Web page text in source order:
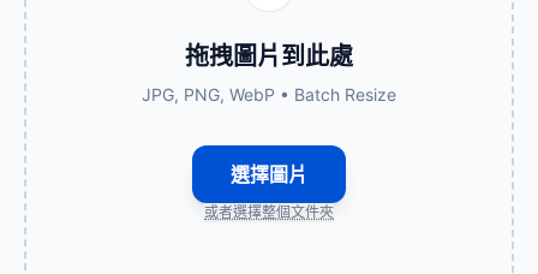
拖拽圖片到此處
JPG, PNG, WebP • Batch Resize
選擇圖片
或者選擇整個文件夾